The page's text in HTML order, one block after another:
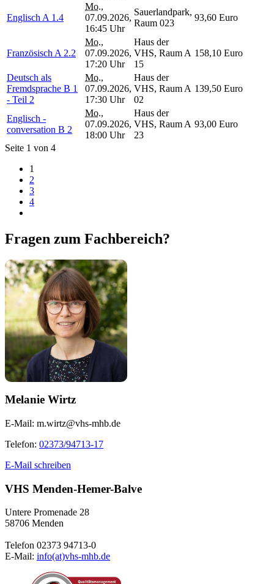
Englisch A 1.4
Mo.,
07.09.2026,
16:45 Uhr
Sauerlandpark,
Raum 023
93,60 Euro
Französisch A 2.2
Mo.,
07.09.2026,
17:20 Uhr
Haus der
VHS, Raum A
15
158,10 Euro
Deutsch als
Fremdsprache B 1
- Teil 2
Mo.,
07.09.2026,
17:30 Uhr
Haus der
VHS, Raum A
02
139,50 Euro
Englisch -
conversation B 2
Mo.,
07.09.2026,
18:00 Uhr
Haus der
VHS, Raum A
23
93,00 Euro
Seite 1 von 4
1
2
3
4
Fragen zum Fachbereich?
Melanie Wirtz
E-Mail: m.wirtz@vhs-mhb.de
Telefon: 02373/94713-17
E-Mail schreiben
VHS Menden-Hemer-Balve
Untere Promenade 28
58706 Menden
Telefon 02373 94713-0
E-Mail: info(at)vhs-mhb.de